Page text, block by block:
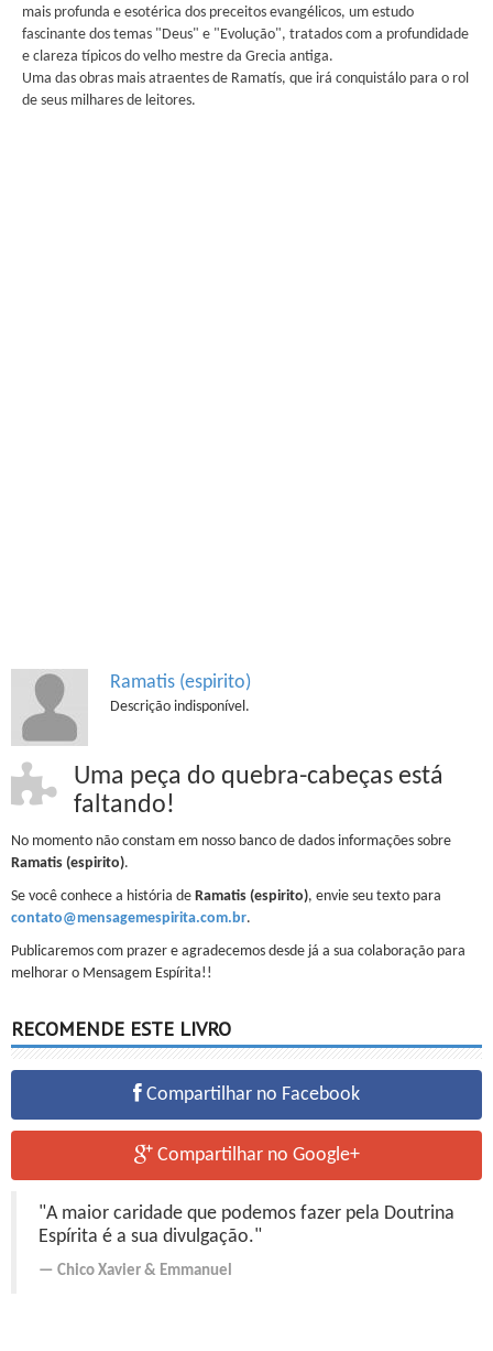
mais profunda e esotérica dos preceitos evangélicos, um estudo
fascinante dos temas "Deus" e "Evolução", tratados com a profundidade
e clareza típicos do velho mestre da Grecia antiga.
Uma das obras mais atraentes de Ramatís, que irá conquistálo para o rol
de seus milhares de leitores.
Ramatis (espirito)
Descrição indisponível.
Uma peça do quebra-cabeças está
faltando!
No momento não constam em nosso banco de dados informações sobre
Ramatis (espirito).
Se você conhece a história de Ramatis (espirito), envie seu texto para
contato@mensagemespirita.com.br.
Publicaremos com prazer e agradecemos desde já a sua colaboração para
melhorar o Mensagem Espírita!!
RECOMENDE ESTE LIVRO
Compartilhar no Facebook
Compartilhar no Google+
"A maior caridade que podemos fazer pela Doutrina
Espírita é a sua divulgação."
Chico Xavier & Emmanuel